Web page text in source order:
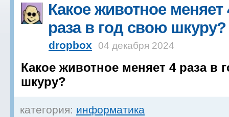
Какое животное меняет
раза в год свою шкуру?
dropbox 04 декабря 2024
Какое животное меняет 4 раза в
шкуру?
категория: информатика